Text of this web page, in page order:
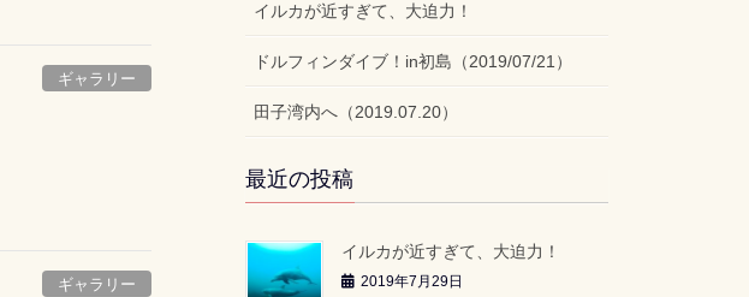
ギャラリー
ギャラリー
イルカが近すぎて、大迫力！
ドルフィンダイブ！in初島（2019/07/21）
田子湾内へ（2019.07.20）
最近の投稿
イルカが近すぎて、大迫力！
2019年7月29日